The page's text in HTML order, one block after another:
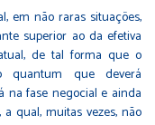
em não raras situações,
superior ao da efetiva
de tal forma que o
quantum que deverá
na fase negocial e ainda
qual, muitas vezes, não